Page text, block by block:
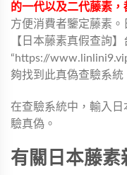
的一代以及二代藤素，
方便消費者鑒定藤素
【日本藤素真假查詢
“https://
夠找到此真偽查驗系統
在查驗系統中，輸入
驗真偽。
有關日本藤素